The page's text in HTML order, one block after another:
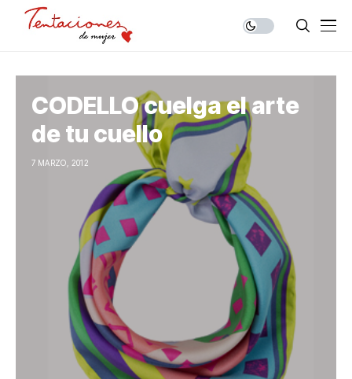
CODELLO cuelga el arte
de tu cuello
7 MARZO, 2012